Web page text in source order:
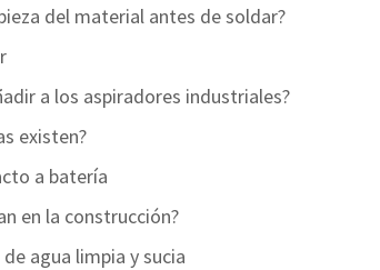
del material antes de soldar?
a los aspiradores industriales?
existen?
a batería
en la construcción?
agua limpia y sucia